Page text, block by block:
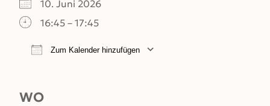
10. Juni 2026
16:45 – 17:45
Zum Kalender hinzufügen
WO